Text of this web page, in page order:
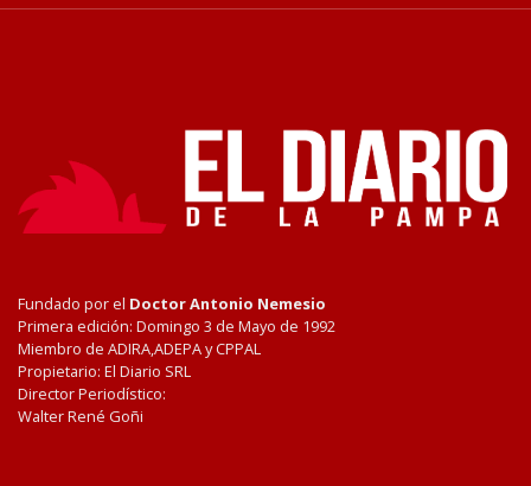
Fundado por el Doctor Antonio Nemesio
Primera edición: Domingo 3 de Mayo de 1992
Miembro de ADIRA,ADEPA y CPPAL
Propietario: El Diario SRL
Director Periodístico:
Walter René Goñi